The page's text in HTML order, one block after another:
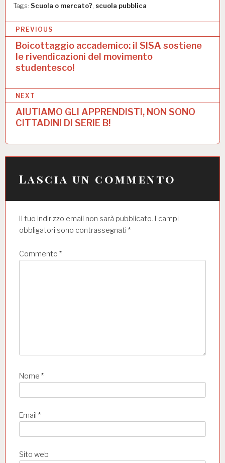
Tags: Scuola o mercato? scuola pubblica
N
g
a
i
o
PREVIOUS
Boicottaggio accademico: il SISA sostiene
le rivendicazioni del movimento
studentesco!
NEXT
AIUTIAMO GLI APPRENDISTI, NON SONO
CITTADINI DI SERIE B!
Lascia un commento
Il tuo indirizzo email non sarà pubblicato. I campi
obbligatori sono contrassegnati *
Commento *
Nome *
Email *
Sito web